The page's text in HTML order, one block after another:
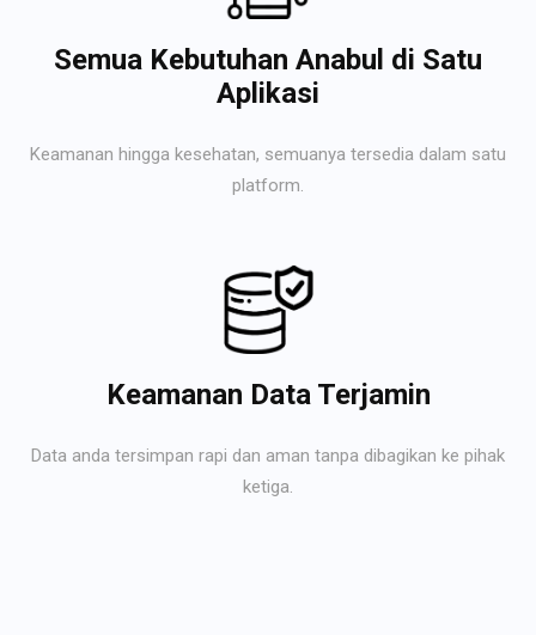
Semua Kebutuhan Anabul di Satu
Aplikasi
Keamanan hingga kesehatan, semuanya tersedia dalam satu
platform.
Keamanan Data Terjamin
Data anda tersimpan rapi dan aman tanpa dibagikan ke pihak
ketiga.